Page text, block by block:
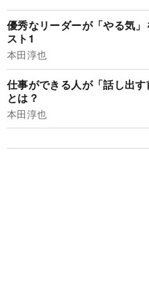
優秀なリーダーが「やる気
スト1
本田淳也
仕事ができる人が「話し出
とは？
本田淳也